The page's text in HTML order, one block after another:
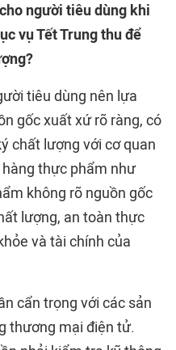
người tiêu dùng khi
vụ Tết Trung thu để
tiêu dùng nên lựa
gốc xuất xứ rõ ràng, có
chất lượng với cơ quan
thực phẩm như
không rõ nguồn gốc
lượng, an toàn thực
và tài chính của
cẩn trọng với các sản
thương mại điện tử.